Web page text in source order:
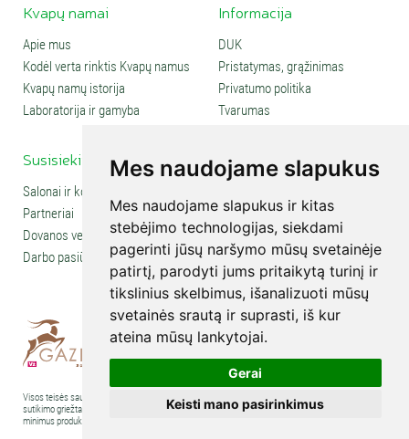
Mes naudojame slapukus
Mes naudojame slapukus ir kitas
stebėjimo technologijas, siekdami
pagerinti jūsų naršymo mūsų svetainėje
patirtį, parodyti jums pritaikytą turinį ir
tikslinius skelbimus, išanalizuoti mūsų
svetainės srautą ir suprasti, iš kur
ateina mūsų lankytojai.
Gerai
Keisti mano pasirinkimus
Kvapų namai
Apie mus
Kodėl verta rinktis Kvapų namus
Kvapų namų istorija
Laboratorija ir gamyba
Informacija
DUK
Pristatymas, grąžinimas
Privatumo politika
Tvarumas
Susisiekite
Salonai ir kontaktai
Partneriai
Dovanos verslui
Darbo pasiūlymai
Social media
Visos teisės saugomos © 2007-2026 UAB „Kvapų namai“. Kopijuoti tekstus, nuotraukas ir kt. be
sutikimo griežtai draudžiama. Visa informacija publikuojama pažintiniais ir švietimo tikslais. Norint
minimus produktus naudoti gydymui, būtina pasitarti su specialistais.